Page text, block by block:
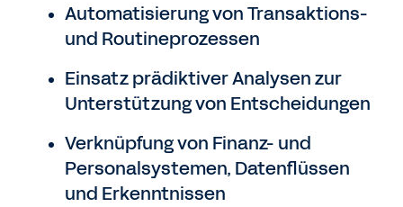
Automatisierung von Transaktions-
und Routineprozessen
Einsatz prädiktiver Analysen zur
Unterstützung von Entscheidungen
Verknüpfung von Finanz- und
Personalsystemen, Datenflüssen
und Erkenntnissen